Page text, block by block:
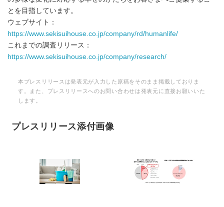
とを目指しています。
ウェブサイト：
https://www.sekisuihouse.co.jp/company/rd/humanlife/
これまでの調査リリース：
https://www.sekisuihouse.co.jp/company/research/
本プレスリリースは発表元が入力した原稿をそのまま掲載しておりま
す。また、プレスリリースへのお問い合わせは発表元に直接お願いいた
します。
プレスリリース添付画像